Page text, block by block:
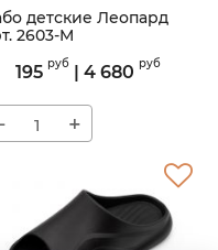
детские Леопард
2603-M
2603-M
195 руб| 4 680 руб
+